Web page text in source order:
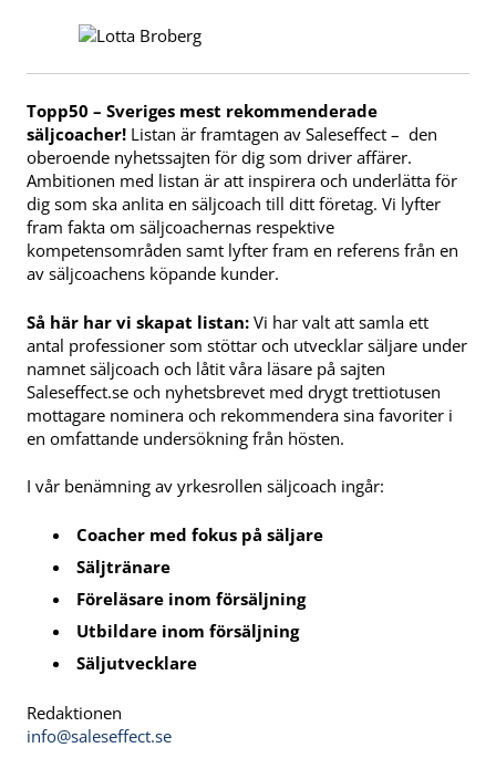
Topp50 – Sveriges mest rekommenderade
säljcoacher! Listan är framtagen av Saleseffect – den
oberoende nyhetssajten för dig som driver affärer.
Ambitionen med listan är att inspirera och underlätta för
dig som ska anlita en säljcoach till ditt företag. Vi lyfter
fram fakta om säljcoachernas respektive
kompetensområden samt lyfter fram en referens från en
av säljcoachens köpande kunder.
Så här har vi skapat listan: Vi har valt att samla ett
antal professioner som stöttar och utvecklar säljare under
namnet säljcoach och låtit våra läsare på sajten
Saleseffect.se och nyhetsbrevet med drygt trettiotusen
mottagare nominera och rekommendera sina favoriter i
en omfattande undersökning från hösten.
I vår benämning av yrkesrollen säljcoach ingår:
Coacher med fokus på säljare
Säljtränare
Föreläsare inom försäljning
Utbildare inom försäljning
Säljutvecklare
Redaktionen
info@saleseffect.se